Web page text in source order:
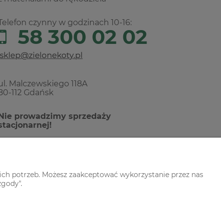
czynny w godzinach 10-16:
58 300 02 02
Malczewskiego 118A
112 Gdańsk
prowadzimy sprzedaży
potrzeb. Możesz zaakceptować wykorzystanie przez nas